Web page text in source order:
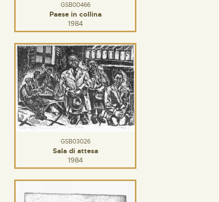
GSB00466
Paese in collina
1984
GSB03026
Sala di attesa
1984